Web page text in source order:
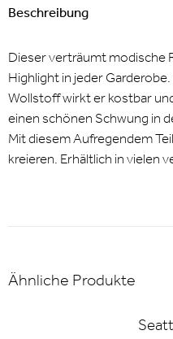
Beschreibung
Dieser verträumt modische
Highlight in jeder
Wollstoff wirkt er kostbar
einen schönen Schwung in
Mit diesem Aufregendem
kreieren. Erhältlich in vielen
Ähnliche Produkte